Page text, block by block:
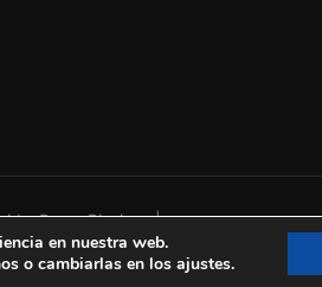
– Rama Piscinas |
en nuestra web.
o cambiarlas en los ajustes.